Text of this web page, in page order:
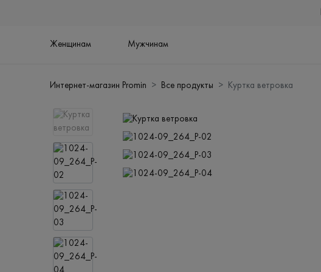
Женщинам Мужчинам
Интернет-магазин Promin Все продукты Куртка ветровка